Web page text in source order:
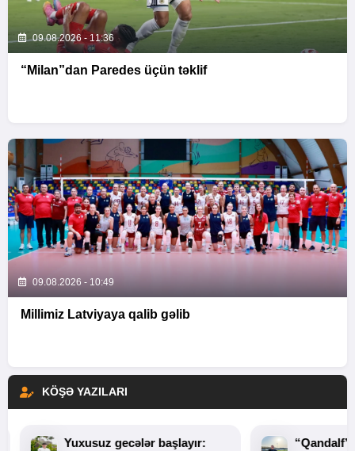
09.08.2026 - 11:36
“Milan”dan Paredes üçün təklif
09.08.2026 - 10:49
Millimiz Latviyaya qalib gəlib
KÖŞƏ YAZILARI
Yuxusuz gecələr başlayır: